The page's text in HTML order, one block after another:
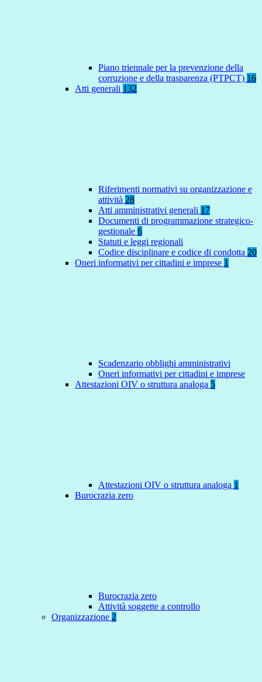
Piano triennale per la prevenzione della
corruzione e della trasparenza (PTPCT) 16
Atti generali 132
Riferimenti normativi su organizzazione e
attività 28
Atti amministrativi generali 17
Documenti di programmazione strategico-
gestionale 6
Statuti e leggi regionali
Codice disciplinare e codice di condotta 20
Oneri informativi per cittadini e imprese 1
Scadenzario obblighi amministrativi
Oneri informativi per cittadini e imprese
Attestazioni OIV o struttura analoga 5
Attestazioni OIV o struttura analoga 1
Burocrazia zero
Burocrazia zero
Attività soggette a controllo
Organizzazione 2